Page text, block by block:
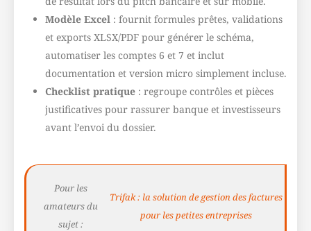
Modèle Excel : fournit formules prêtes, validations
et exports XLSX/PDF pour générer le schéma,
automatiser les comptes 6 et 7 et inclut
documentation et version micro simplement incluse.
Checklist pratique : regroupe contrôles et pièces
justificatives pour rassurer banque et investisseurs
avant l’envoi du dossier.
Pour les
amateurs du
sujet :
Trifak : la solution de gestion des factures
pour les petites entreprises